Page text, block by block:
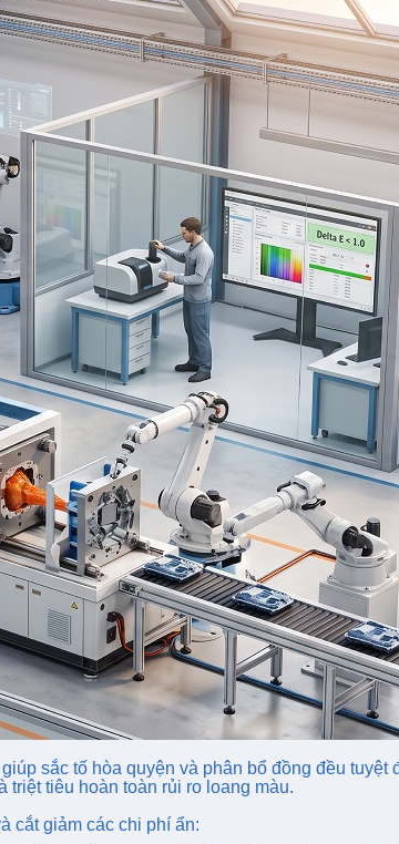
sắc tố hòa quyện và phân bổ đồng đều tuyệt
tiêu hoàn toàn rủi ro loang màu.
cắt giảm các chi phí ẩn: